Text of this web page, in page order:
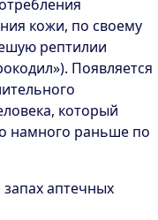
кожи, по своему
рептилии
Появляется
который
намного раньше по
аптечных